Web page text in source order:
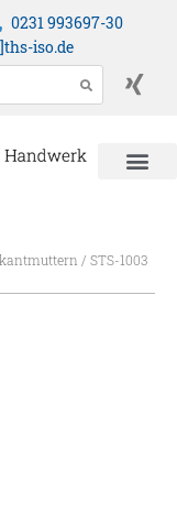
0231 993697-30
iso.de
/ STS-1003